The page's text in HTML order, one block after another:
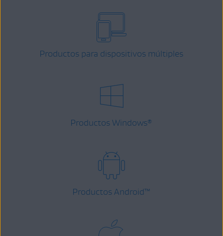
Productos para dispositivos múltiples
Productos Windows®
Productos Android™